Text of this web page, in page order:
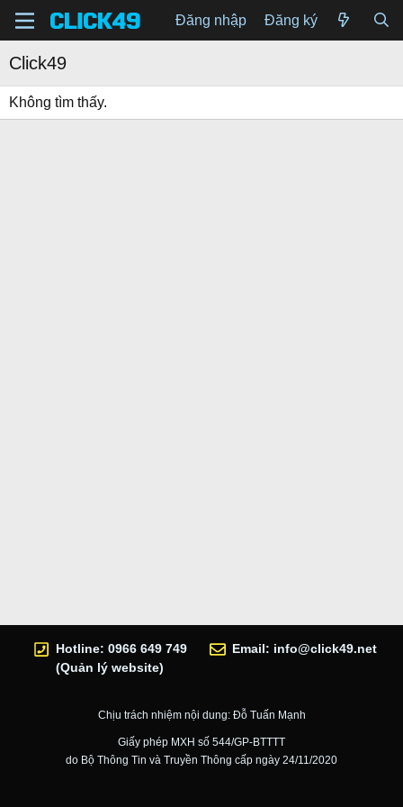
Đăng nhập Đăng ký
Click49
Không tìm thấy.
Hotline: 0966 649 749
(Quản lý website)
Email: info@click49.net
Chịu trách nhiệm nội dung: Đỗ Tuấn Mạnh
Giấy phép MXH số 544/GP-BTTTT
do Bộ Thông Tin và Truyền Thông cấp ngày 24/11/2020